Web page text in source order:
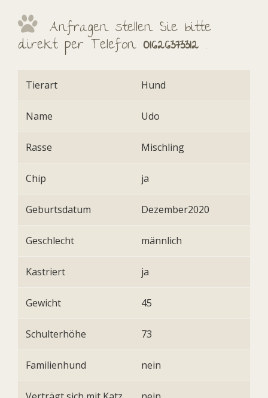
Anfragen stellen Sie bitte
direkt per Telefon 01626373312 .
Tierart Hund
Name Udo
Rasse Mischling
Chip ja
Geburtsdatum Dezember2020
Geschlecht männlich
Kastriert ja
Gewicht 45
Schulterhöhe 73
Familienhund nein